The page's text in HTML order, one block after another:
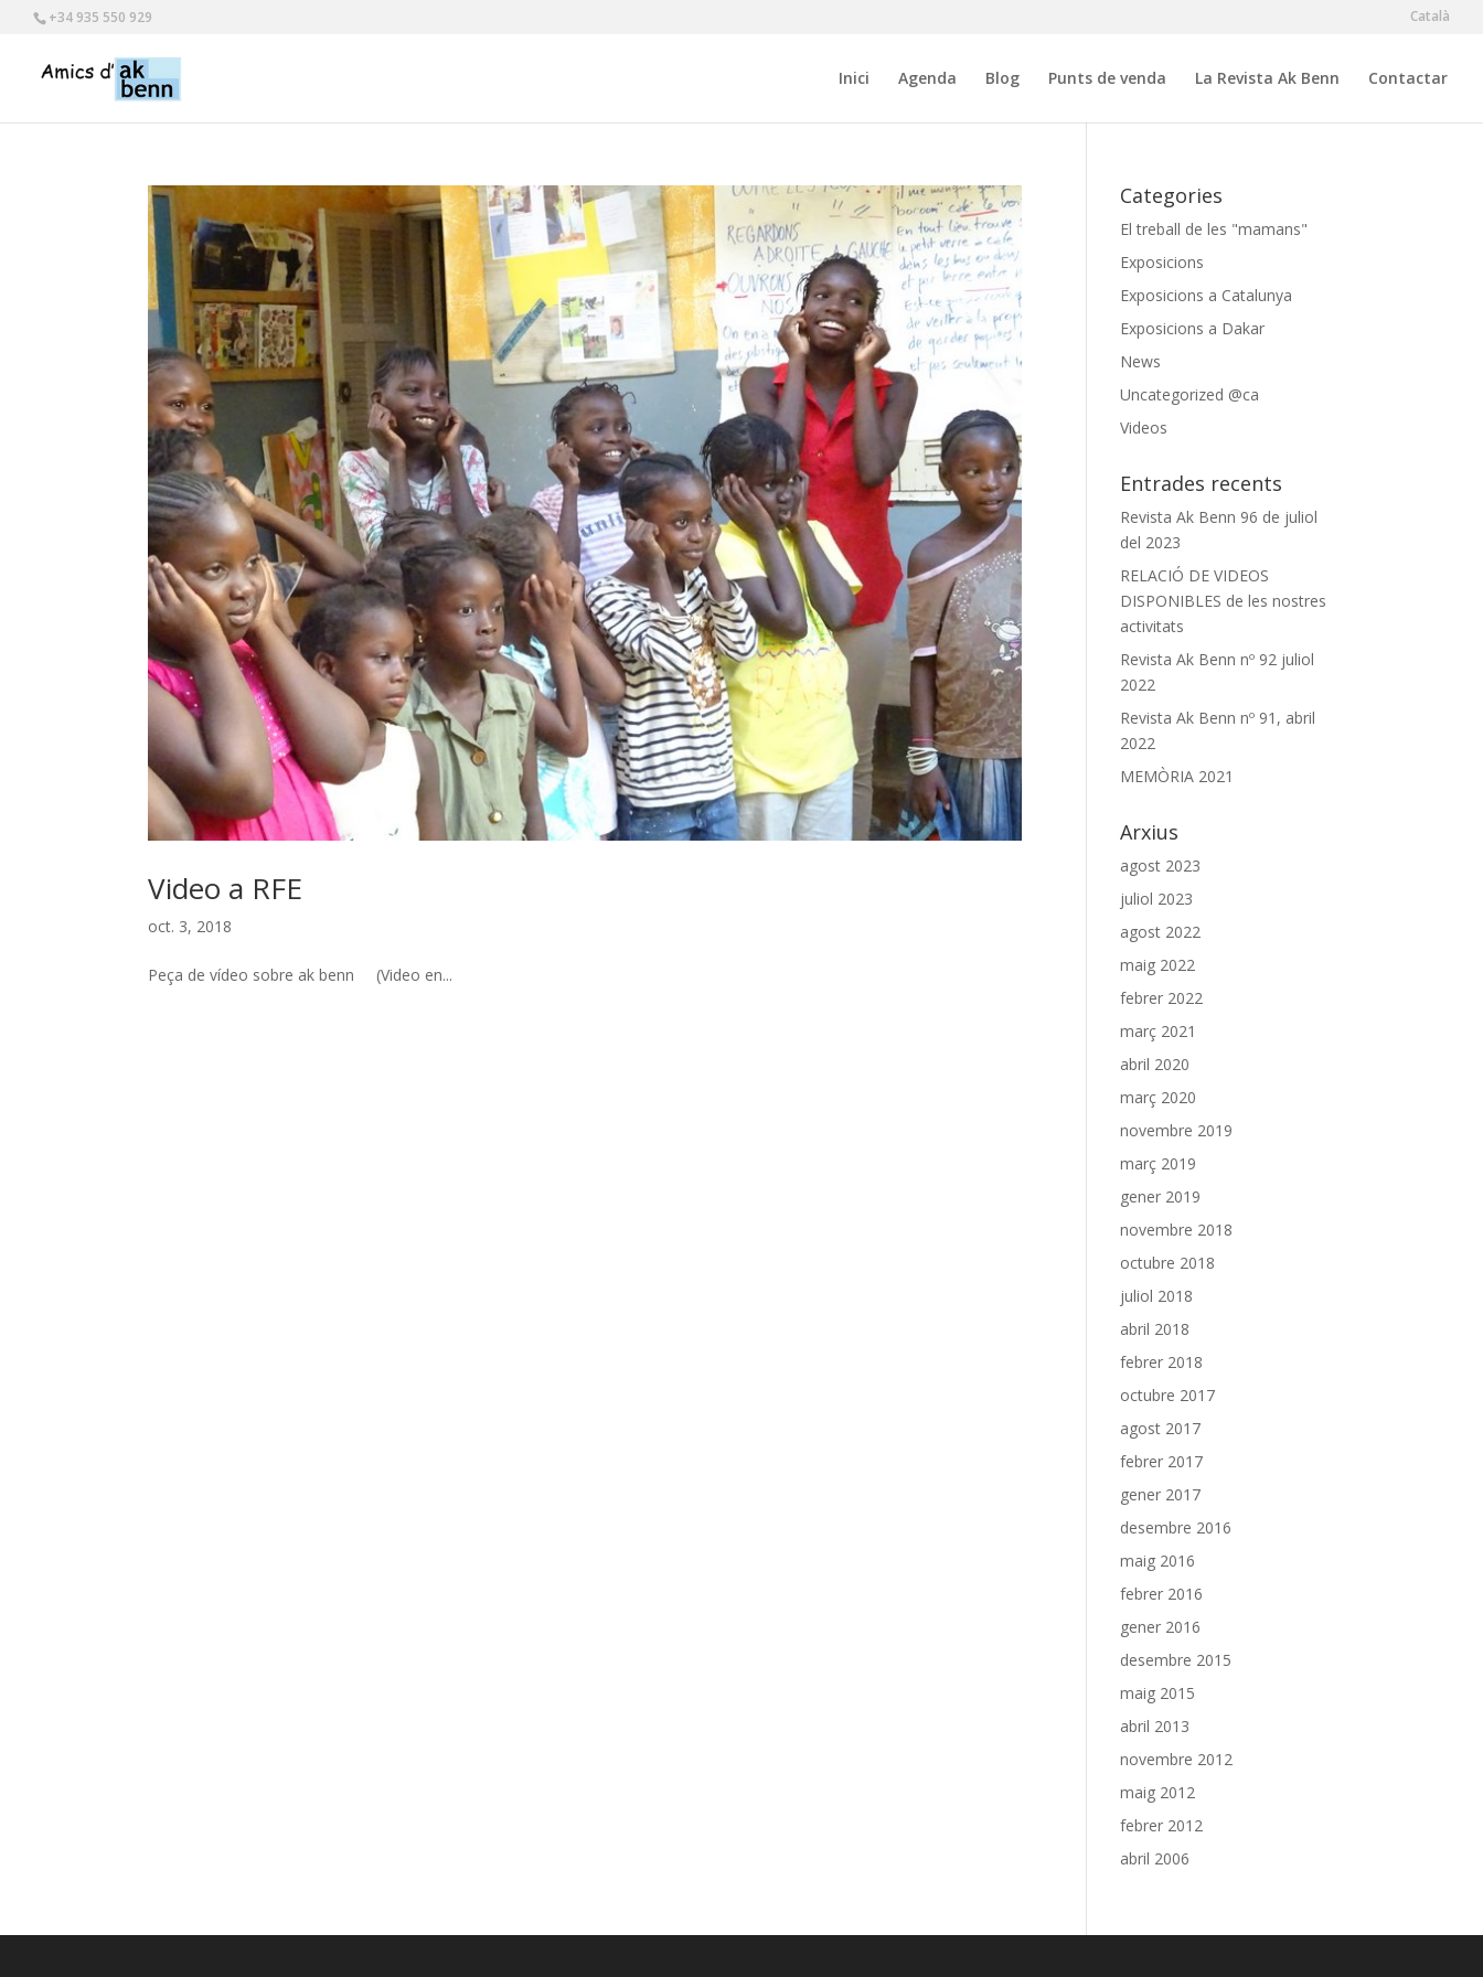
+34 935 550 929 Català
Inici Agenda Blog Punts de venda La Revista Ak Benn Contactar
Video a RFE
oct. 3, 2018
Peça de vídeo sobre ak benn (Video en...
Categories
El treball de les "mamans"
Exposicions
Exposicions a Catalunya
Exposicions a Dakar
News
Uncategorized @ca
Videos
Entrades recents
Revista Ak Benn 96 de juliol
del 2023
RELACIÓ DE VIDEOS
DISPONIBLES de les nostres
activitats
Revista Ak Benn nº 92 juliol
2022
Revista Ak Benn nº 91, abril
2022
MEMÒRIA 2021
Arxius
agost 2023
juliol 2023
agost 2022
maig 2022
febrer 2022
març 2021
abril 2020
març 2020
novembre 2019
març 2019
gener 2019
novembre 2018
octubre 2018
juliol 2018
abril 2018
febrer 2018
octubre 2017
agost 2017
febrer 2017
gener 2017
desembre 2016
maig 2016
febrer 2016
gener 2016
desembre 2015
maig 2015
abril 2013
novembre 2012
maig 2012
febrer 2012
abril 2006